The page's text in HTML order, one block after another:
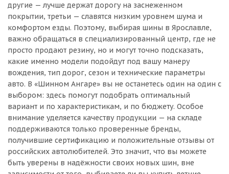
другие — лучше держат дорогу на заснеженном
покрытии, третьи — славятся низким уровнем шума и
комфортом езды. Поэтому, выбирая шины в Ярославле,
важно обращаться в специализированный центр, где не
просто продают резину, но и могут точно подсказать,
какие именно модели подойдут под вашу манеру
вождения, тип дорог, сезон и технические параметры
авто. В «Шинном Ангаре» вы не останетесь один на один с
выбором: здесь помогут подобрать оптимальный
вариант и по характеристикам, и по бюджету. Особое
внимание уделяется качеству продукции — на складе
поддерживаются только проверенные бренды,
получившие сертификацию и положительные отзывы от
российских автолюбителей. Это значит, что вы можете
быть уверены в надёжности своих новых шин, вне